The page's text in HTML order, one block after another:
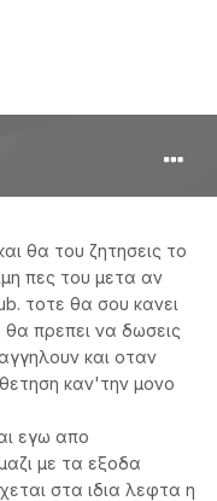
θα του ζητησεις το
πες του μετα αν
τοτε θα σου κανει
πρεπει να δωσεις
και οταν
καν'την μονο
εγω απο
με τα εξοδα
στα ιδια λεφτα η